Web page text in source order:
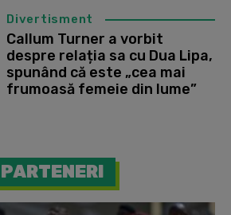
Divertisment
Callum Turner a vorbit
despre relația sa cu Dua Lipa,
spunând că este „cea mai
frumoasă femeie din lume”
PARTENERI